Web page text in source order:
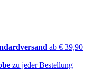
ab € 39,90
zu jeder Bestellung